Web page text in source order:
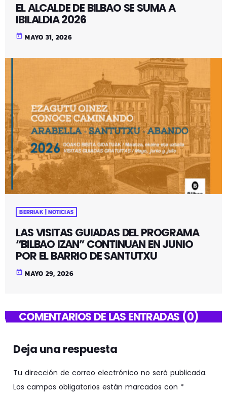
EL ALCALDE DE BILBAO SE SUMA A
IBILALDIA 2026
today MAYO 31, 2026
BERRIAK | NOTICIAS
LAS VISITAS GUIADAS DEL PROGRAMA
“BILBAO IZAN” CONTINUAN EN JUNIO
POR EL BARRIO DE SANTUTXU
today MAYO 29, 2026
COMENTARIOS DE LAS ENTRADAS (0)
Deja una respuesta
Tu dirección de correo electrónico no será publicada.
Los campos obligatorios están marcados con *